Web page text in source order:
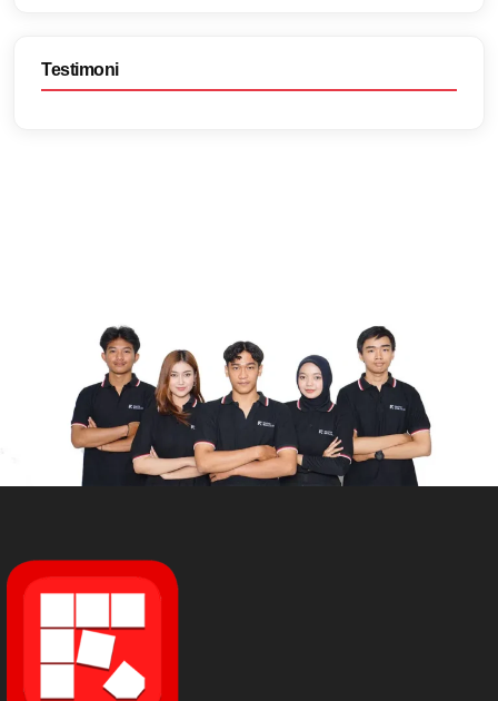
Testimoni